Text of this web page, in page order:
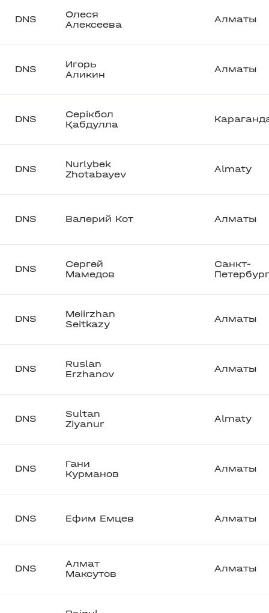
DNS
Олеся
Алексеева
Алматы
DNS
Игорь
Аликин
Алматы
DNS
Серікбол
Қабдулла
DNS
Nurlybek
Zhotabayev
Almaty
DNS Валерий Кот Алматы
DNS
Сергей
Мамедов
Санкт-
Петербург
DNS
Meiirzhan
Seitkazy
Алматы
DNS
Ruslan
Erzhanov
Алматы
DNS
Sultan
Ziyanur
Almaty
DNS
Гани
Курманов
Алматы
DNS Ефим Емцев Алматы
DNS
Алмат
Максутов
Алматы